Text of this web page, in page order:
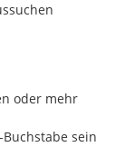
oder mehr
sein